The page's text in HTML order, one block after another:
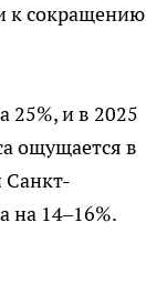
к сокращению
25%, и в 2025
ощущается в
Санкт-
на 14–16%.